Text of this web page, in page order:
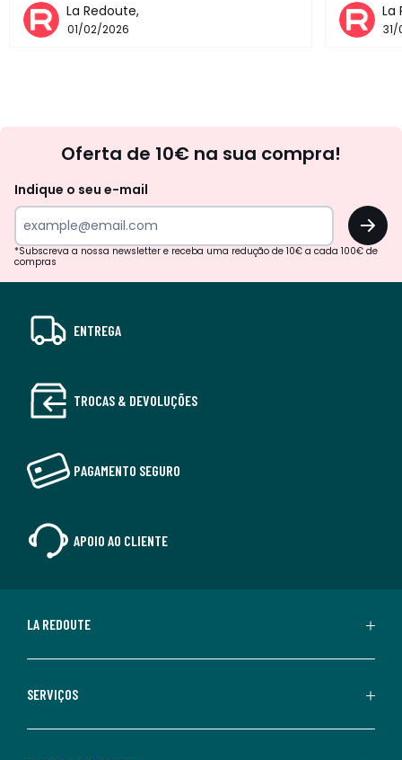
La Redoute,
01/02/2026
La
Oferta de 10€ na sua compra!
Indique o seu e-mail
OK
*Subscreva a nossa newsletter e receba uma redução de 10€ a cada 100€ de
compras
ENTREGA
TROCAS & DEVOLUÇÕES
PAGAMENTO SEGURO
APOIO AO CLIENTE
LA REDOUTE
SERVIÇOS